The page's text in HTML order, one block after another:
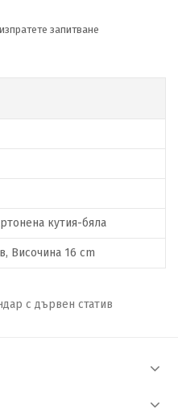
запитване
кутия-бяла
Височина 16 cm
с дървен статив